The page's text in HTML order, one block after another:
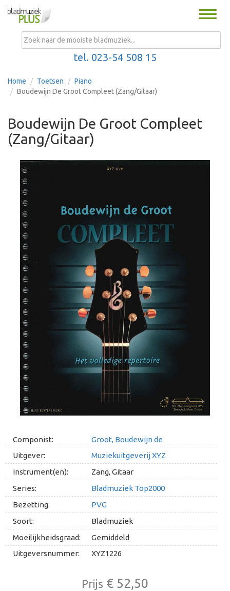
Toggle
tel. 023-54 508 15
MENU
Home Toetsen
Piano
Boudewijn De Groot Compleet (Zang/Gitaar)
Boudewijn De Groot Compleet
(Zang/Gitaar)
Componist:
Groot, Boudewijn de
Uitgever:
Muziekuitgeverij XYZ
Instrument(en):
Zang, Gitaar
Series:
Bladmuziek Top2000
Bezetting:
PVG
Soort:
Bladmuziek
Moeilijkheidsgraad:
Gemiddeld
Uitgeversnummer:
XYZ1226
Prijs € 52,50